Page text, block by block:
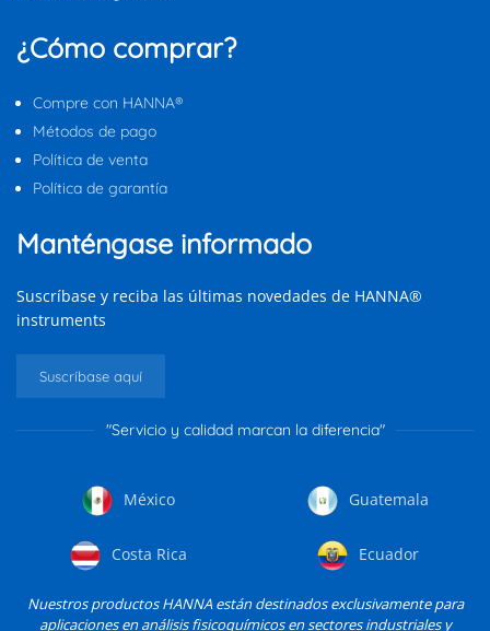
¿Cómo comprar?
Compre con HANNA®
Métodos de pago
Política de venta
Política de garantía
Manténgase informado
Suscríbase y reciba las últimas novedades de HANNA®
instruments
Suscríbase aquí
"Servicio y calidad marcan la diferencia"
México Guatemala
Costa Rica Ecuador
Nuestros productos HANNA están destinados exclusivamente para
aplicaciones en análisis fisicoquímicos en sectores industriales y